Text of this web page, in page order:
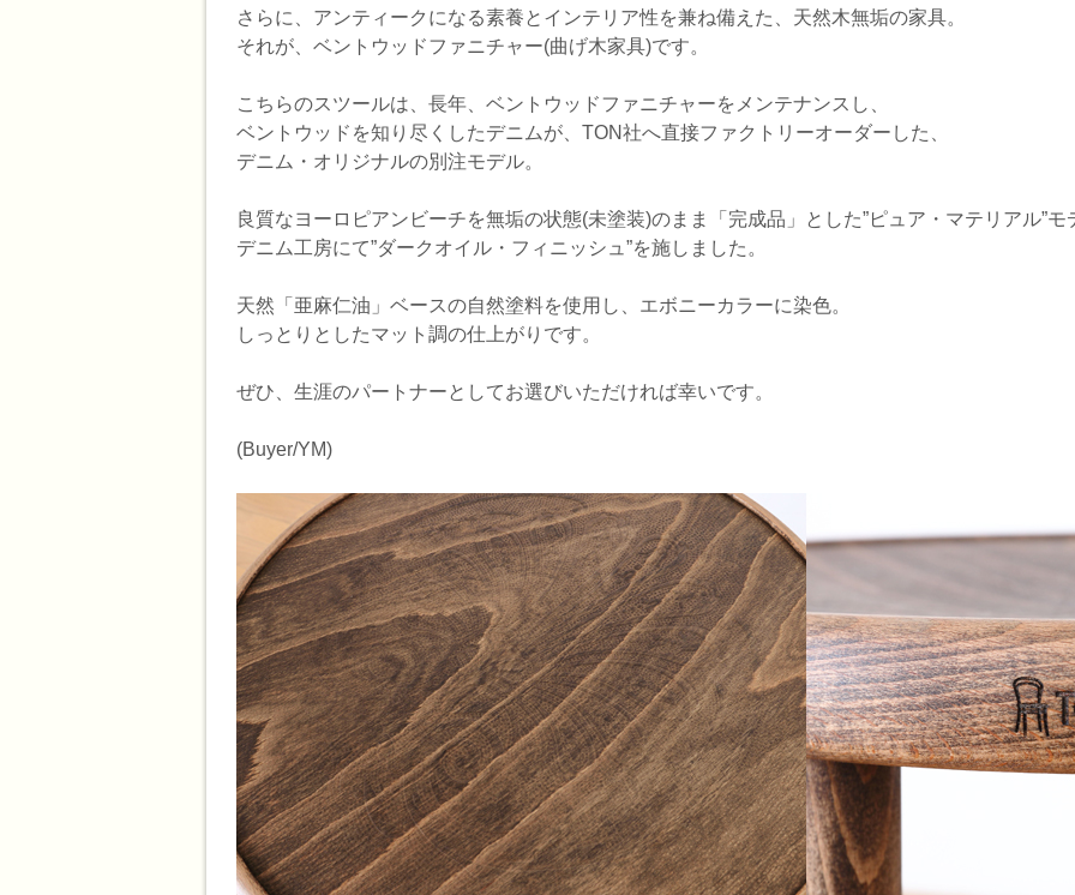
さらに、アンティークになる素養とインテリア性を兼ね備えた、天然木無垢の家具。
それが、ベントウッドファニチャー(曲げ木家具)です。
こちらのスツールは、長年、ベントウッドファニチャーをメンテナンスし、
ベントウッドを知り尽くしたデニムが、TON社へ直接ファクトリーオーダーした、
デニム・オリジナルの別注モデル。
良質なヨーロピアンビーチを無垢の状態(未塗装)のまま「完成品」とした”ピュア・マテリアル”モ
デニム工房にて”ダークオイル・フィニッシュ”を施しました。
天然「亜麻仁油」ベースの自然塗料を使用し、エボニーカラーに染色。
しっとりとしたマット調の仕上がりです。
ぜひ、生涯のパートナーとしてお選びいただければ幸いです。
(Buyer/YM)